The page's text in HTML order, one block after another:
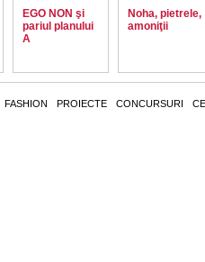
EGO NON şi
pariul planului
A
Noha, pietrele,
amoniţii
FASHION PROIECTE CONCURSURI